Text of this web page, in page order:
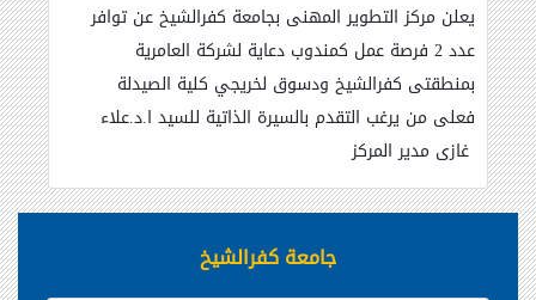
يعلن مركز التطوير المهنى بجامعة كفرالشيخ عن توافر
عدد 2 فرصة عمل كمندوب دعاية لشركة العامرية
بمنطقتى كفرالشيخ ودسوق لخريجي كلية الصيدلة
فعلى من يرغب التقدم بالسيرة الذاتية للسيد ا.د.علاء
غازى مدير المركز
جامعة كفرالشيخ